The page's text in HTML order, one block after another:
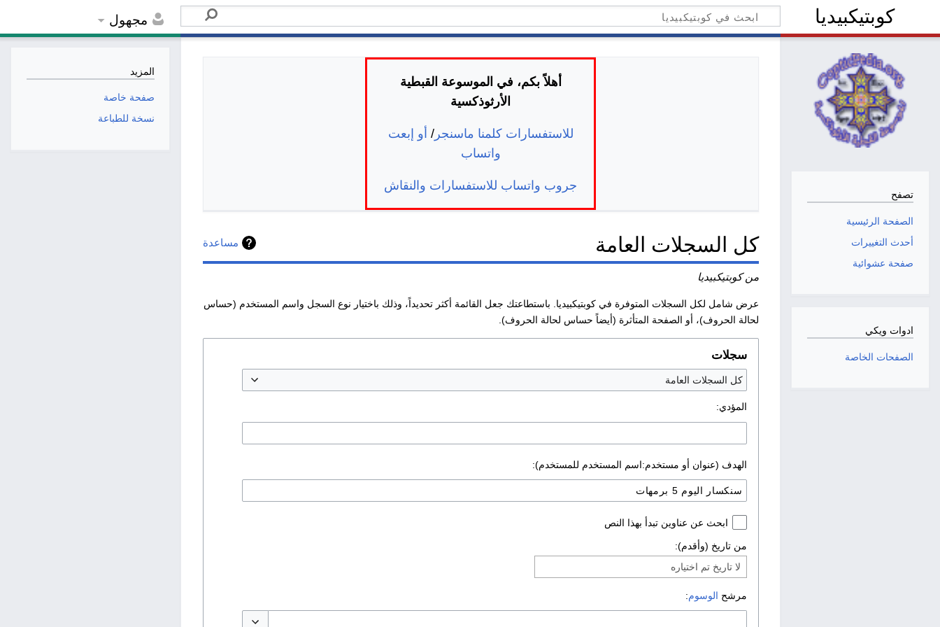
مجهول كوبتيكبيديا
أهلاً بكم، في الموسوعة القبطية
الأرثوذكسية
للاستفسارات كلمنا ماسنجر/ أو إبعت
واتساب
جروب واتساب للاستفسارات والنقاش
مساعدة كل السجلات العامة
من كوبتيكبيديا
عرض شامل لكل السجلات المتوفرة في كوبتيكبيديا. باستطاعتك جعل القائمة أكثر تحديداً، وذلك باختيار نوع السجل واسم المستخدم (حساس
لحالة الحروف)، أو الصفحة المتأثرة (أيضاً حساس لحالة الحروف).
سجلات
كل السجلات العامة
المؤدي:
الهدف (عنوان أو مستخدم:اسم المستخدم للمستخدم):
ابحث عن عناوين تبدأ بهذا النص
من تاريخ (وأقدم):
لا تاريخ تم اختياره
مرشح الوسوم:
تصفح
الصفحة الرئيسية
أحدث التغييرات
صفحة عشوائية
ادوات ويكي
الصفحات الخاصة
المزيد
صفحة خاصة
نسخة للطباعة